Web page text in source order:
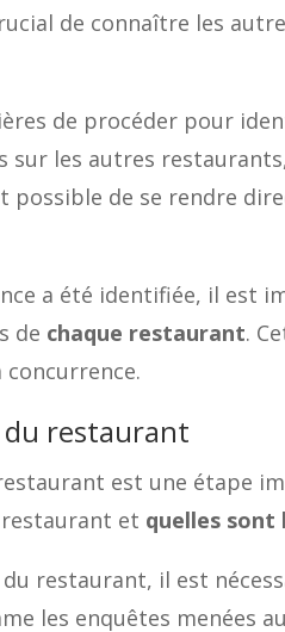
de connaître les
de procéder pour
sur les autres
possible de se rendre
a été identifiée, il est
de chaque restaurant.
du restaurant
est une étape
et quelles
restaurant, il est
les enquêtes menées